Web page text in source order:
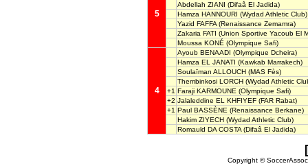
5
Abdellah ZIANI (Difaâ El Jadida)
Hamza HANNOURI (Wydad Athletic Club)
Yazid FAFFA (Renaissance Zemamra)
Zakaria FATI (Union Sportive Yacoub El
Moussa KONÉ (Olympique Safi)
4
Ayoub BENAADI (Olympique Dcheira)
Hamza EL JANATI (Kawkab Marrakech)
Soulaïman ALLOUCH (MAS Fès)
Thembinkosi LORCH (Wydad Athletic
+1 Faraji KARMOUNE (Olympique Safi)
+2 Jalaleddine EL KHFIYEF (FAR Rabat)
+1 Paul BASSÈNE (Renaissance Berkane)
Hakim ZIYECH (Wydad Athletic Club)
Romauld DA COSTA (Difaâ El Jadida)
Copyright ©